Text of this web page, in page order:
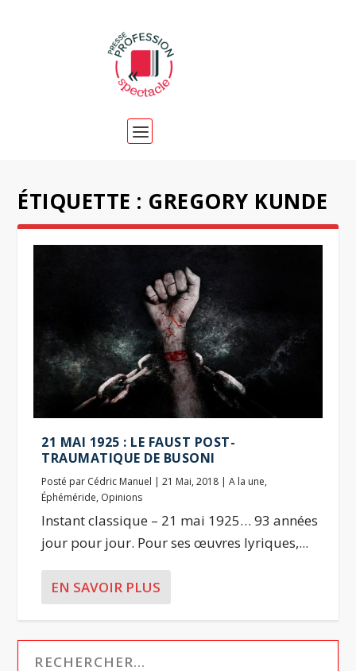
ÉTIQUETTE : GREGORY KUNDE
21 MAI 1925 : LE FAUST POST-
TRAUMATIQUE DE BUSONI
Posté par Cédric Manuel |21 Mai, 2018 |A la une,
Éphéméride, Opinions
Instant classique – 21 mai 1925… 93 années
jour pour jour. Pour ses œuvres lyriques,...
EN SAVOIR PLUS